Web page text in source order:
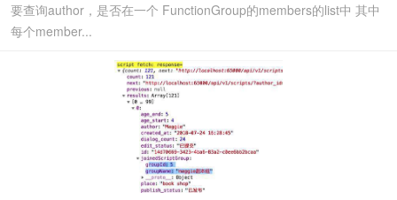
要查询author，是否在一个 FunctionGroup的members的list中 其中
每个member...